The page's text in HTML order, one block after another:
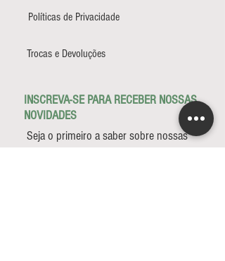
Políticas de Privacidade
Trocas e Devoluções
INSCREVA-SE PARA RECEBER NOSSAS
NOVIDADES
Seja o primeiro a saber sobre nossas